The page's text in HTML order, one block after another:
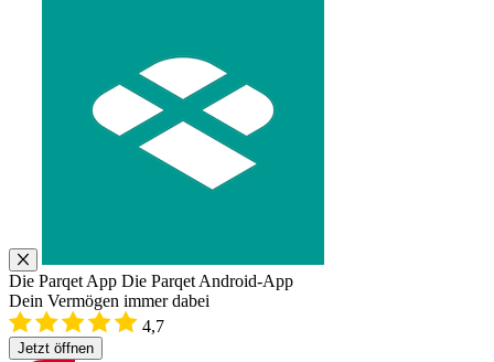
Die Parqet App Die Parqet Android-App
Dein Vermögen immer dabei
4,7
Jetzt öffnen